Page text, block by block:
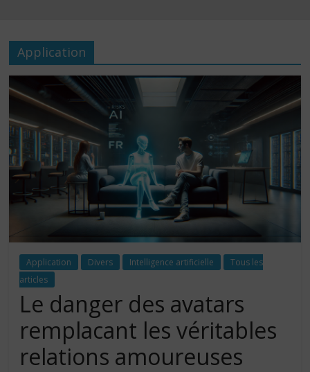
Application
Application Divers Intelligence artificielle
Tous les
articles
Le danger des avatars
remplacant les véritables
relations amoureuses